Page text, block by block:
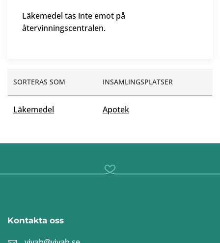
Läkemedel tas inte emot på
återvinningscentralen.
SORTERAS SOM INSAMLINGSPLATSER
Läkemedel Apotek
Kontakta oss